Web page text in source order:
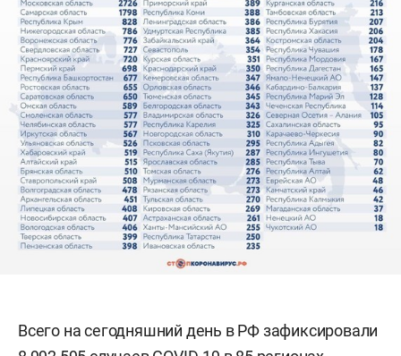
Всего на сегодняшний день в РФ зафиксировали